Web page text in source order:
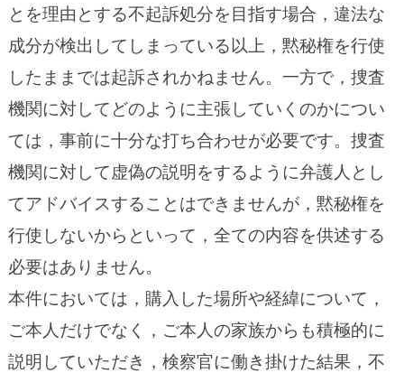
とを理由とする不起訴処分を目指す場合，違法な
成分が検出してしまっている以上，黙秘権を行使
したままでは起訴されかねません。一方で，捜査
機関に対してどのように主張していくのかについ
ては，事前に十分な打ち合わせが必要です。捜査
機関に対して虚偽の説明をするように弁護人とし
てアドバイスすることはできませんが，黙秘権を
行使しないからといって，全ての内容を供述する
必要はありません。
本件においては，購入した場所や経緯について，
ご本人だけでなく，ご本人の家族からも積極的に
説明していただき，検察官に働き掛けた結果，不